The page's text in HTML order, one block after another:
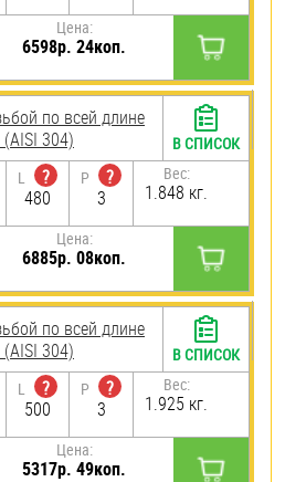
Цена:
6598р. 24коп.
по всей длине
304)
L
?
480
P
?
3
Вес:
1.848 кг.
Цена:
6885р. 08коп.
В СПИСОК
по всей длине
304)
L
?
500
P
?
3
Вес:
1.925 кг.
Цена:
5317р. 49коп.
В СПИСОК